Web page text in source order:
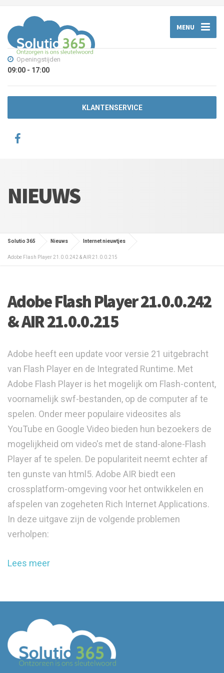
MENU
Openingstijden
09:00 - 17:00
KLANTENSERVICE
NIEUWS
Solutio 365 Nieuws Internet nieuwtjes
Adobe Flash Player 21.0.0.242 & AIR 21.0.0.215
Adobe Flash Player 21.0.0.242
& AIR 21.0.0.215
Adobe heeft een update voor versie 21 uitgebracht
van Flash Player en de Integrated Runtime. Met
Adobe Flash Player is het mogelijk om Flash-content,
voornamelijk swf-bestanden, op de computer af te
spelen. Onder meer populaire videosites als
YouTube en Google Video bieden hun bezoekers de
mogelijkheid om video's met de stand-alone-Flash
Player af te spelen. De populariteit neemt echter af
ten gunste van html5. Adobe AIR biedt een
crossplatform-omgeving voor het ontwikkelen en
afspelen van zogeheten Rich Internet Applications.
In deze uitgave zijn de volgende problemen
verholpen:
Lees meer